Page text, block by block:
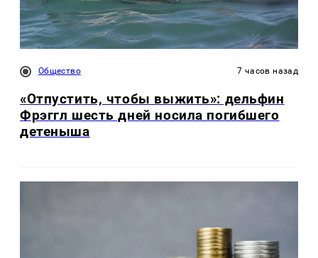
Общество 7 часов назад
«Отпустить, чтобы выжить»: дельфин
Фрэггл шесть дней носила погибшего
детеныша